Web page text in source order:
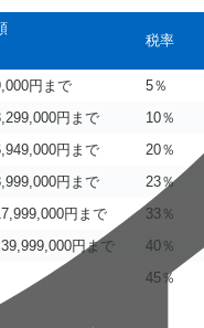
税率
円まで 5％
円まで
10％
円まで
20％
円まで
23％
円まで
33％
円まで
40％
45％